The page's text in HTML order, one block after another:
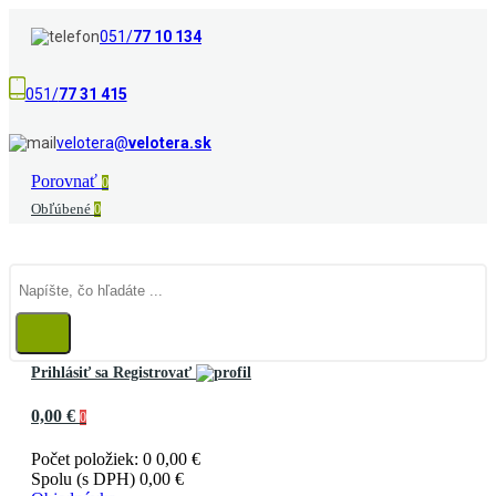
051/77 10 134
051/77 31 415
velotera@velotera.sk
Porovnať 0
Obľúbené 0
Prihlásiť sa Registrovať
0,00 € 0
Počet položiek: 0 0,00 €
Spolu (s DPH) 0,00 €